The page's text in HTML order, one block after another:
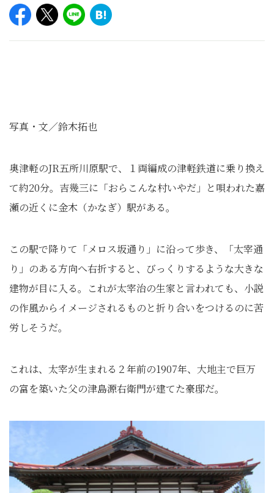
写真・文／鈴木拓也
奥津軽のJR五所川原駅で、１両編成の津軽鉄道に乗り換え
て約20分。吉幾三に「おらこんな村いやだ」と唄われた嘉
瀬の近くに金木 （かなぎ） 駅がある。
この駅で降りて「メロス坂通り」に沿って歩き、「太宰通
り」のある方向へ右折すると、びっくりするような大きな
建物が目に入る。これが太宰治の生家と言われても、小説
の作風からイメージされるものと折り合いをつけるのに苦
労しそうだ。
これは、太宰が生まれる２年前の1907年、大地主で巨万
の富を築いた父の津島源右衛門が建てた豪邸だ。